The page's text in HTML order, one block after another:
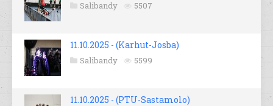
Salibandy 5507
11.10.2025 - (Karhut-Josba)
Salibandy 5599
11.10.2025 - (PTU-Sastamolo)